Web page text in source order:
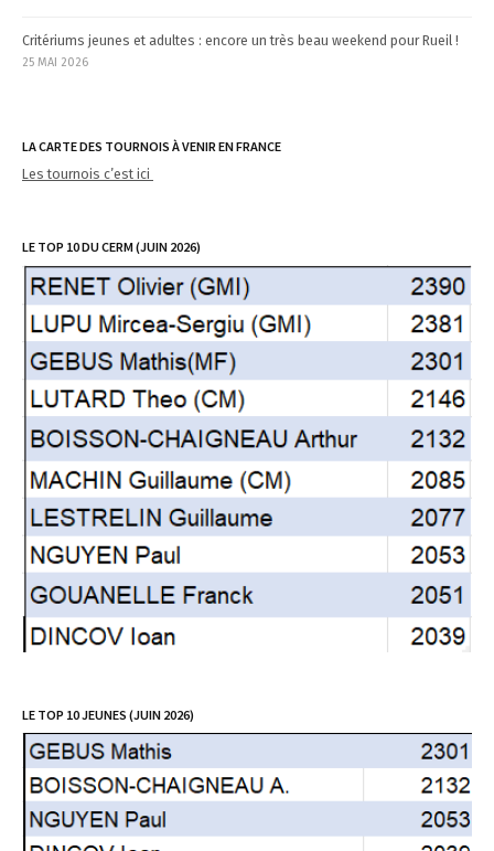
Critériums jeunes et adultes : encore un très beau weekend pour Rueil !
25 MAI 2026
LA CARTE DES TOURNOIS À VENIR EN FRANCE
Les tournois c’est ici
LE TOP 10 DU CERM (JUIN 2026)
LE TOP 10 JEUNES (JUIN 2026)